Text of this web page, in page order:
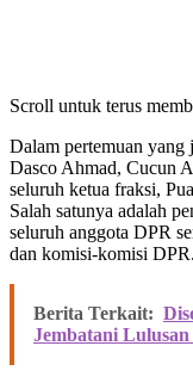
Scroll untuk terus
Dalam pertemuan
Dasco Ahmad, Cucun
seluruh ketua fraksi,
Salah satunya adalah
seluruh anggota DPR
dan komisi-komisi DPR.
Berita Terkait:
Jembatani